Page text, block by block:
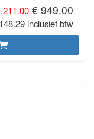
€ 949.00
inclusief btw